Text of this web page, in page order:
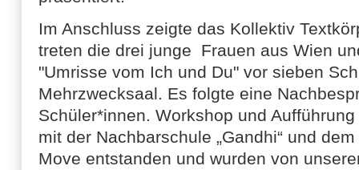
Im Anschluss zeigte das Kollektiv
treten die drei junge Frauen aus Wien
"Umrisse vom Ich und Du" vor sieben
Mehrzwecksaal. Es folgte eine
Schüler*innen. Workshop und
mit der Nachbarschule „Gandhi“ und
Move entstanden und wurden von